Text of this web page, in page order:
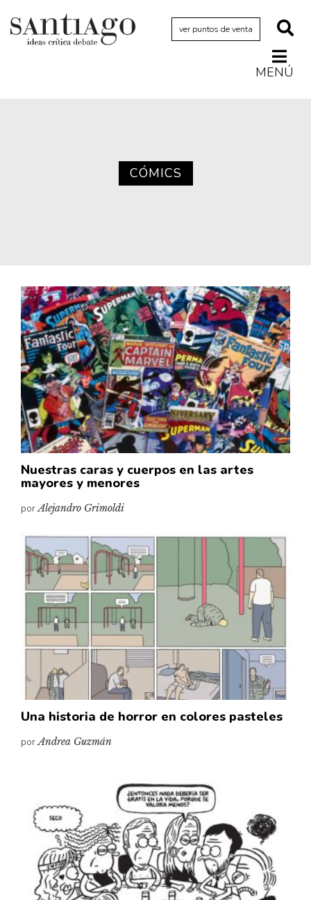
ver puntos de venta
MENÚ
Cultura
Diccionario portátil de la literatura chilena
Documentos
Fragmentos
Gran reserva
Historia
Historia material de los libros
Lagunas mentales
Libros
Libros usados
Literatura
Medioambiente
Narrativas visuales
Pensamiento
Pensamiento ilustrado
Personaje
Personajes secundarios
Política
Sociedad
Voces y lecturas
CÓMICS
Nuestras caras y cuerpos en las artes
mayores y menores
porAlejandro Grimoldi
Una historia de horror en colores pasteles
porAndrea Guzmán